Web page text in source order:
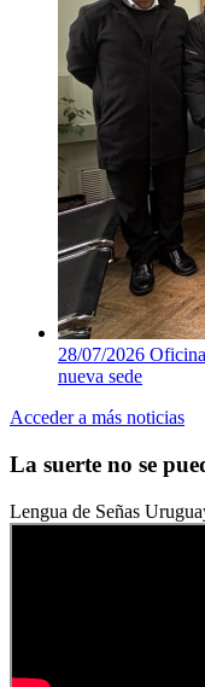
28/07/2026
nueva sede
Acceder a más noticias
La suerte no se
Lengua de Señas